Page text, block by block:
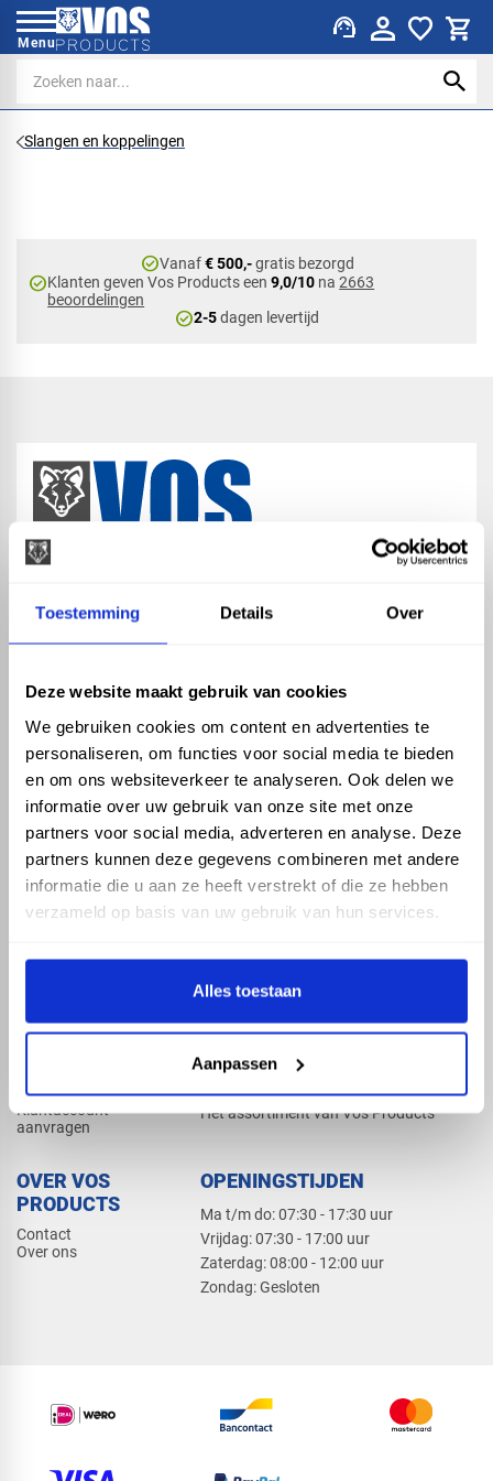
Toestemming Details Over
Deze website maakt gebruik van cookies
We gebruiken cookies om content en advertenties te
personaliseren, om functies voor social media te bieden
en om ons websiteverkeer te analyseren. Ook delen we
informatie over uw gebruik van onze site met onze
partners voor social media, adverteren en analyse. Deze
partners kunnen deze gegevens combineren met andere
informatie die u aan ze heeft verstrekt of die ze hebben
verzameld op basis van uw gebruik van hun services.
Alles toestaan
Aanpassen
Menu support_agent
Slangen en koppelingen
check_circleVanaf€ 500,-gratis bezorgd
check_circleKlanten geven Vos Products een9,0/10 na2663
beoordelingen
check_circle2-5dagen levertijd
ASSORTIMENT
Hemelwaterafvoer
Drukleiding
Beregening
Dak en gevel
KENNIS EN HULP
Klantenservice
Kennisbank
Klantaccount
aanvragen
PRODUCTCATALOGUS 2026
Het assortiment van Vos Products
OVER VOS
PRODUCTS
Contact
Over ons
OPENINGSTIJDEN
Ma t/m do: 07:30 - 17:30 uur
​Vrijdag: 07:30 - 17:00 uur
​Zaterdag: 08:00 - 12:00 uur
​Zondag: Gesloten
phone_enabled +31 416 75 02 55
mail info@vosproducts.nl
check_circleDé bouwmarkt van Altena
check_circle Direct uit grote voorraad geleverd met eigen transport
check_circleLevering in NL en BE